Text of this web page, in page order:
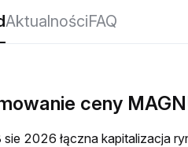
AktualnościFAQ
ceny
sie 2026 łączna kapitalizacja